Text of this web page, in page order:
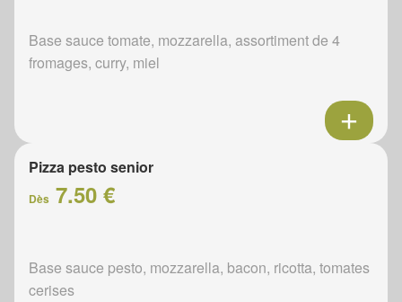
Base sauce tomate, mozzarella, assortiment de 4
fromages, curry, miel
Pizza pesto senior
Dès 7.50 €
Base sauce pesto, mozzarella, bacon, ricotta, tomates
cerises